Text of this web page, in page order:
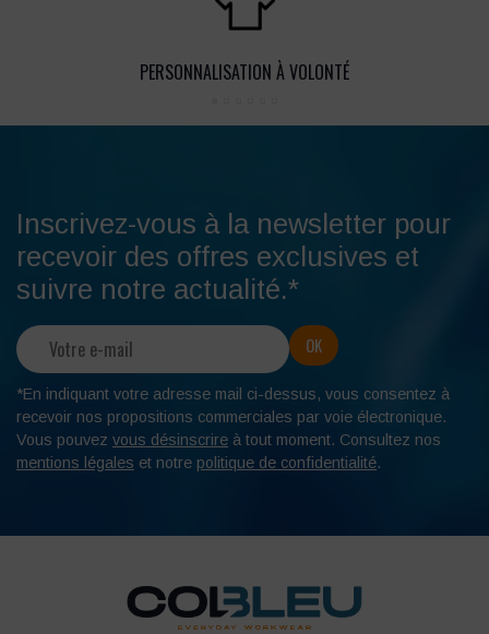
PERSONNALISATION À VOLONTÉ
Inscrivez-vous à la newsletter pour
recevoir des offres exclusives et
suivre notre actualité.*
*En indiquant votre adresse mail ci-dessus, vous consentez à
recevoir nos propositions commerciales par voie électronique.
Vous pouvez vous désinscrire à tout moment. Consultez nos
mentions légales et notre politique de confidentialité.